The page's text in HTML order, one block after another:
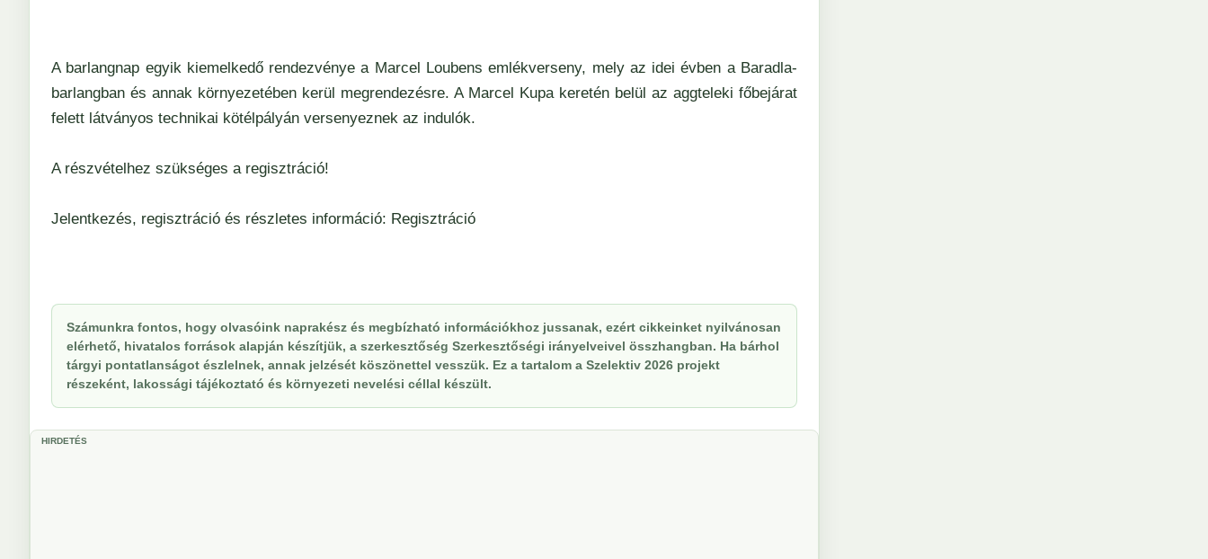
A barlangnap egyik kiemelkedő rendezvénye a Marcel Loubens emlékverseny, mely az idei évben a Baradla-
barlangban és annak környezetében kerül megrendezésre. A Marcel Kupa keretén belül az aggteleki főbejárat
felett látványos technikai kötélpályán versenyeznek az indulók.
A részvételhez szükséges a regisztráció!
Jelentkezés, regisztráció és részletes információ: Regisztráció
Számunkra fontos, hogy olvasóink naprakész és megbízható információkhoz jussanak, ezért cikkeinket nyilvánosan
elérhető, hivatalos források alapján készítjük, a szerkesztőség Szerkesztőségi irányelveivel összhangban. Ha bárhol
tárgyi pontatlanságot észlelnek, annak jelzését köszönettel vesszük. Ez a tartalom a Szelektiv 2026 projekt
részeként, lakossági tájékoztató és környezeti nevelési céllal készült.
HIRDETÉS